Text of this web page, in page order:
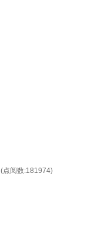
(点阅数:181974)